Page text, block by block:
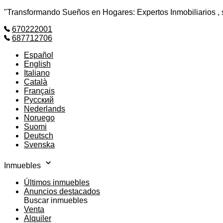
"Transformando Sueños en Hogares: Expertos Inmobiliarios ,
670222001
687712706
Español
English
Italiano
Català
Français
Русский
Nederlands
Noruego
Suomi
Deutsch
Svenska
Inmuebles
Últimos inmuebles
Anuncios destacados
Buscar inmuebles
Venta
Alquiler